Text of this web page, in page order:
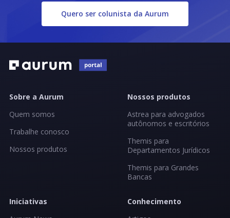
Quero ser colunista da Aurum
Sobre a Aurum
Quem somos
Trabalhe conosco
Nossos produtos
Nossos produtos
Astrea para advogados
autônomos e escritórios
Themis para
Departamentos Jurídicos
Themis para Grandes
Bancas
Iniciativas
Conhecimento